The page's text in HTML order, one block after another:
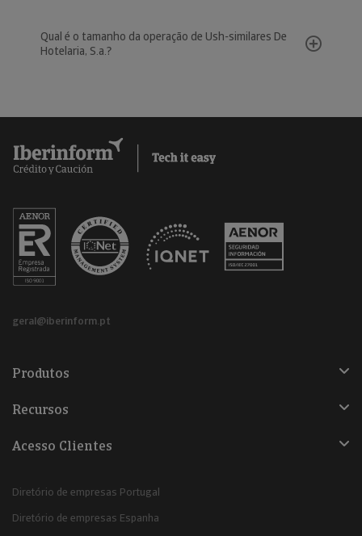
Qual é o tamanho da operação de Ush-similares De
Hotelaria, S.a.?
geral@iberinform.pt
Produtos
Recursos
Acesso Clientes
Diretório de empresas Portugal
Diretório de empresas Espanha